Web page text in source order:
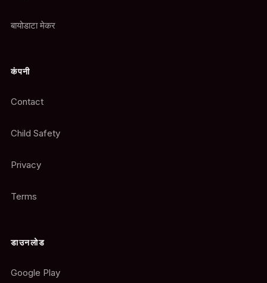
बायोडाटा मेकर
कंपनी
Contact
Child Safety
Privacy
Terms
डाउनलोड
Google Play